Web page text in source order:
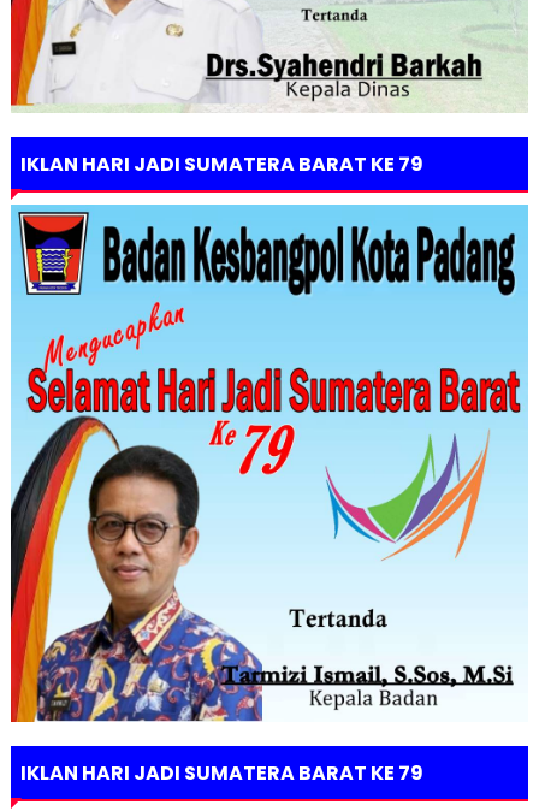
IKLAN HARI JADI SUMATERA BARAT KE 79
IKLAN HARI JADI SUMATERA BARAT KE 79